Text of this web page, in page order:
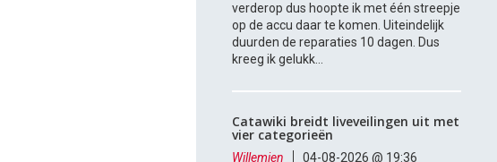
verderop dus hoopte ik met één streepje
op de accu daar te komen. Uiteindelijk
duurden de reparaties 10 dagen. Dus
kreeg ik gelukk...
Catawiki breidt liveveilingen uit met
vier categorieën
Willemien
04-08-2026 @ 19:36